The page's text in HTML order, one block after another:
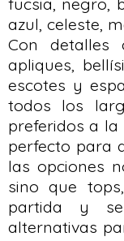
azul, celeste,
Con detalles
apliques,
escotes y
todos los
preferidos a
perfecto para
las opciones
sino que
partida y se
alternativas